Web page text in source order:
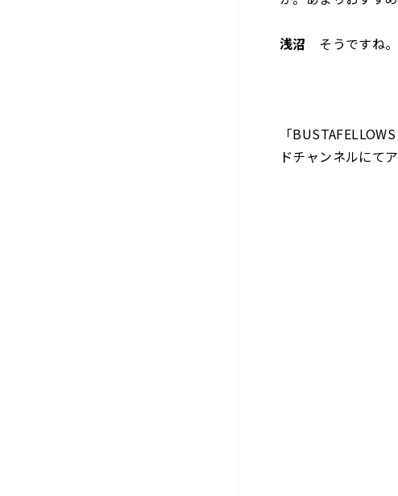
浅沼 そうですね。
「
ドチャンネルにて